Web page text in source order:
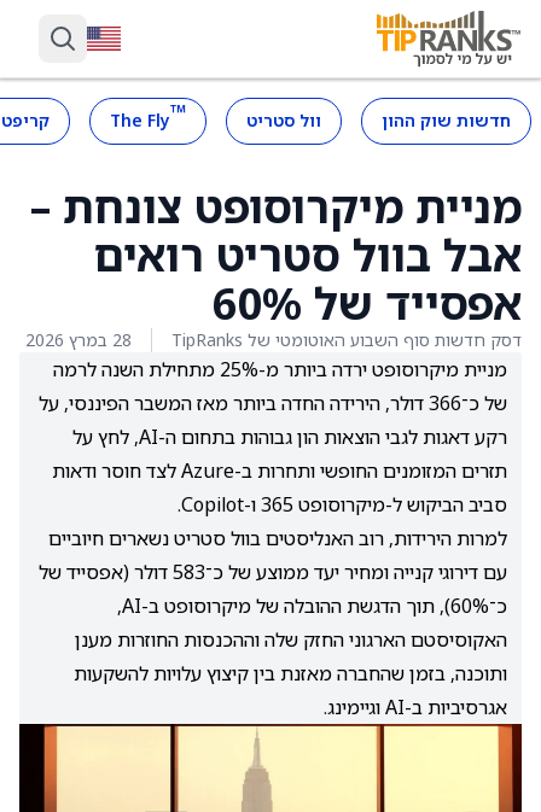
חדשות שוק ההון וול סטריט ™
The Fly
מניית מיקרוסופט צונחת –
אבל בוול סטריט רואים
אפסייד של 60%
דסק חדשות סוף השבוע האוטומטי של TipRanks 28 במרץ 2026
מניית מיקרוסופט ירדה ביותר מ-25% מתחילת השנה לרמה
של כ־366 דולר, הירידה החדה ביותר מאז המשבר הפיננסי, על
רקע דאגות לגבי הוצאות הון גבוהות בתחום ה-AI, לחץ על
תזרים המזומנים החופשי ותחרות ב-Azure לצד חוסר ודאות
סביב הביקוש ל-מיקרוסופט 365 ו-Copilot.
למרות הירידות, רוב האנליסטים בוול סטריט נשארים חיוביים
עם דירוגי קנייה ומחיר יעד ממוצע של כ־583 דולר (אפסייד של
כ־60%), תוך הדגשת ההובלה של מיקרוסופט ב-AI,
האקוסיסטם הארגוני החזק שלה וההכנסות החוזרות מענן
ותוכנה, בזמן שהחברה מאזנת בין קיצוץ עלויות להשקעות
אגרסיביות ב-AI וגיימינג.